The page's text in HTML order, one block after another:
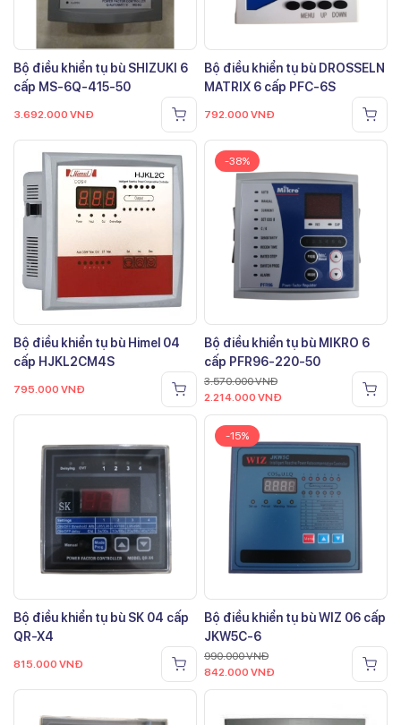
Bộ điều khiển tụ bù SHIZUKI 6
cấp MS-6Q-415-50
3.692.000 VNĐ
Bộ điều khiển tụ bù DROSSELN
MATRIX 6 cấp PFC-6S
792.000 VNĐ
Bộ điều khiển tụ bù Himel 04
cấp HJKL2CM4S
795.000 VNĐ
-38%
Bộ điều khiển tụ bù MIKRO 6
cấp PFR96-220-50
3.570.000VNĐ
2.214.000 VNĐ
Bộ điều khiển tụ bù SK 04 cấp
QR-X4
815.000 VNĐ
-15%
Bộ điều khiển tụ bù WIZ 06 cấp
JKW5C-6
990.000VNĐ
842.000 VNĐ